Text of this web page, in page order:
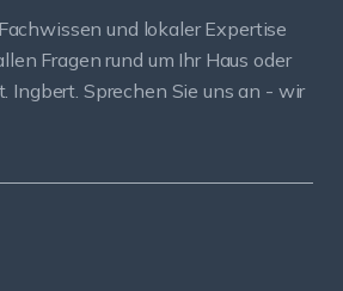
und lokaler Expertise
Fragen rund um Ihr Haus oder
Ingbert. Sprechen Sie uns an - wir